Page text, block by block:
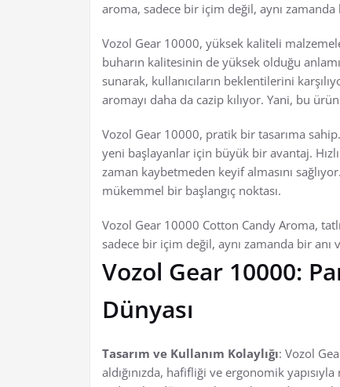
aroma, sadece bir içim değil, aynı
Vozol Gear 10000, yüksek kaliteli
buharın kalitesinin de yüksek olduğu
sunarak, kullanıcıların beklentilerini
aromayı daha da cazip kılıyor. Yani, bu
Vozol Gear 10000, pratik bir tasarıma
yeni başlayanlar için büyük bir avantaj.
zaman kaybetmeden keyif almasını
mükemmel bir başlangıç noktası.
Vozol Gear 10000 Cotton Candy Aroma,
sadece bir içim değil, aynı zamanda bir anı
Vozol Gear 10000:
Dünyası
Tasarım ve Kullanım Kolaylığı: Vozol
aldığınızda, hafifliği ve ergonomik